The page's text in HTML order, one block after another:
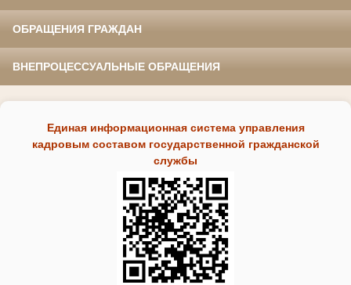
ОБРАЩЕНИЯ ГРАЖДАН
ВНЕПРОЦЕССУАЛЬНЫЕ ОБРАЩЕНИЯ
Единая информационная система управления
кадровым составом государственной гражданской
службы